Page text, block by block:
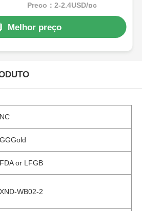
Preço：2-2.4USD/pc
Melhor preço
NC
GGGold
FDA or LFGB
XND-WB02-2